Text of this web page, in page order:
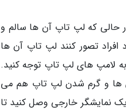
حالی که لپ تاپ آن ها سالم و
تصور کنند لپ تاپ آن ها
لامپ های لپ تاپ توجه کنید.
ها و گرم شدن لپ تاپ هم می
نمایشگر خارجی وصل کنید تا